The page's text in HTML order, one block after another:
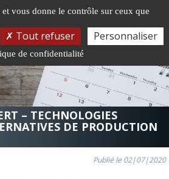
– TECHNOLOGIES
DE PRODUCTION
Publié le 02|07|2020
sur les cookies
vous donne le contrôle sur ceux que
Tout refuser Personnaliser
de confidentialité